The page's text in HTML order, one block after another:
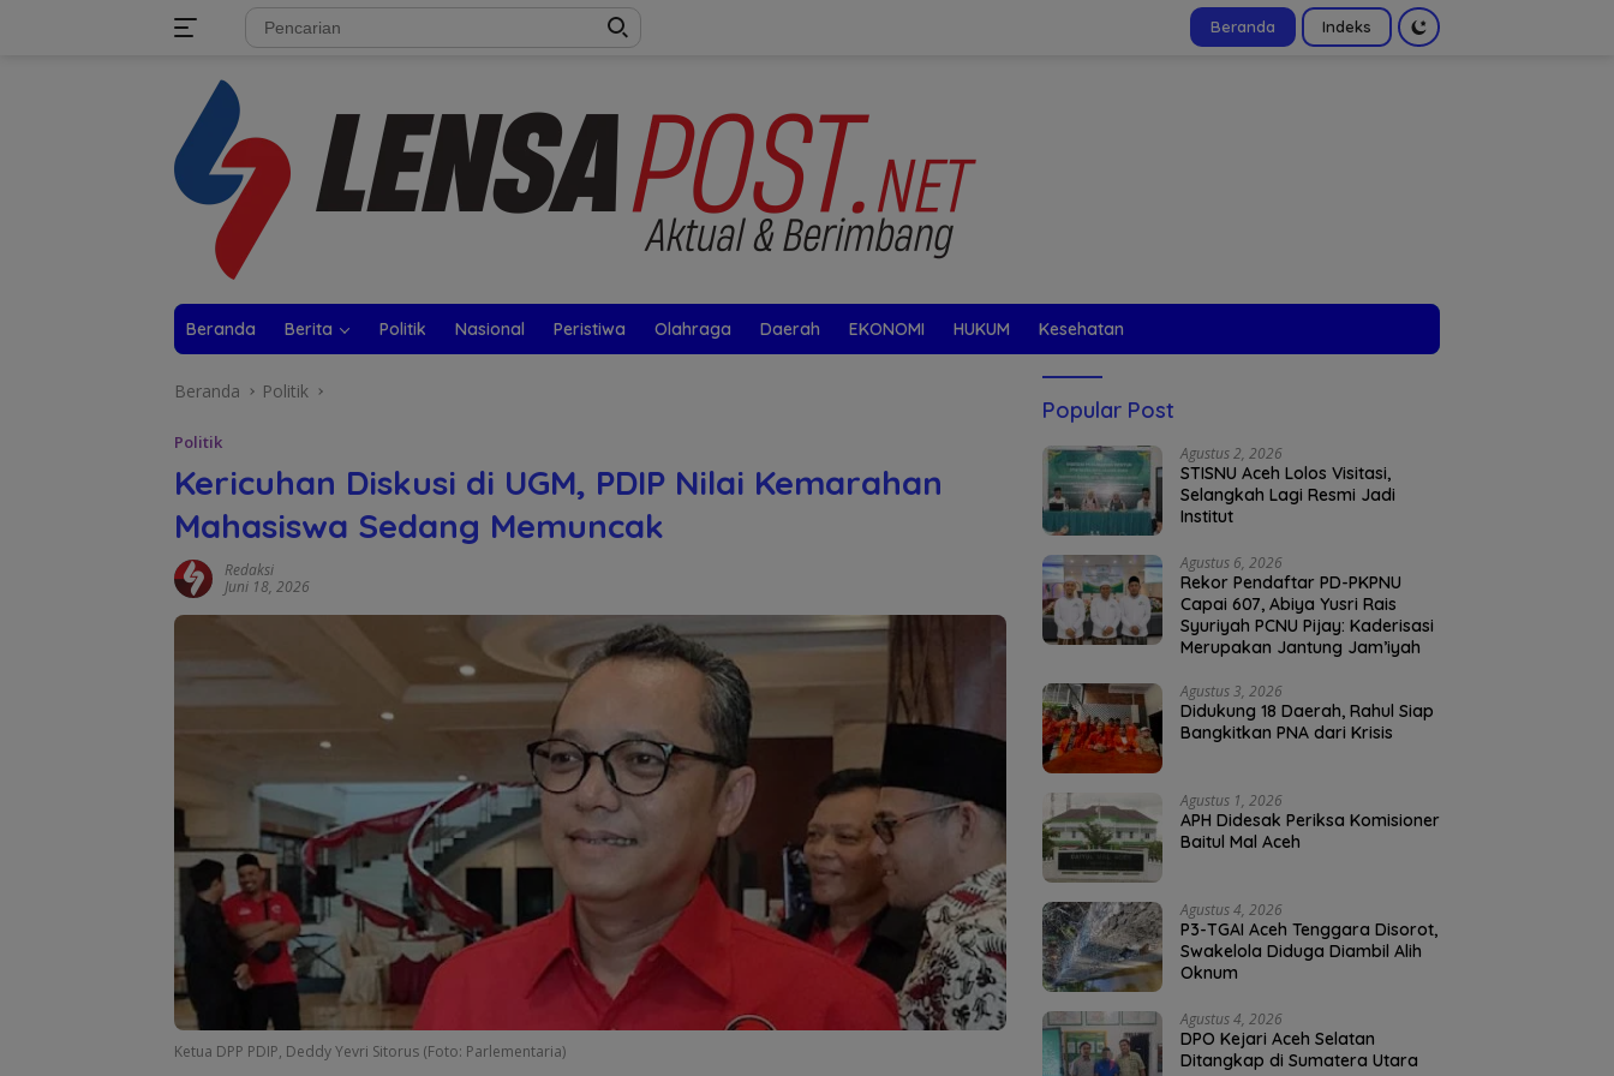
Beranda Indeks
Beranda Berita Politik Nasional Peristiwa Olahraga Daerah EKONOMI HUKUM Kesehatan
Beranda Politik
Politik
Kericuhan Diskusi di UGM, PDIP Nilai Kemarahan
Mahasiswa Sedang Memuncak
Redaksi
Juni 18, 2026
Ketua DPP PDIP, Deddy Yevri Sitorus (Foto: Parlementaria)
Popular Post
Agustus 2, 2026
STISNU Aceh Lolos Visitasi,
Selangkah Lagi Resmi Jadi
Institut
Agustus 6, 2026
Rekor Pendaftar PD-PKPNU
Capai 607, Abiya Yusri Rais
Syuriyah PCNU Pijay: Kaderisasi
Merupakan Jantung Jam’iyah
Agustus 3, 2026
Didukung 18 Daerah, Rahul Siap
Bangkitkan PNA dari Krisis
Agustus 1, 2026
APH Didesak Periksa Komisioner
Baitul Mal Aceh
Agustus 4, 2026
P3-TGAI Aceh Tenggara Disorot,
Swakelola Diduga Diambil Alih
Oknum
Agustus 4, 2026
DPO Kejari Aceh Selatan
Ditangkap di Sumatera Utara